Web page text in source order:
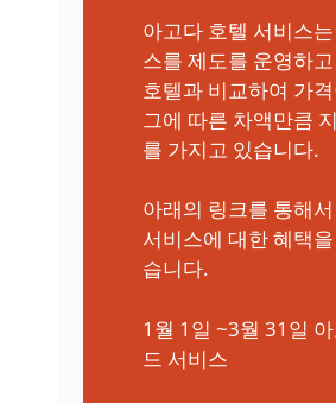
아고다 호텔 서비스
스를 제도를 운영하
호텔과 비교하여 가
그에 따른 차액만큼
를 가지고 있습니다.
아래의 링크를 통해
서비스에 대한 혜택
습니다.
1월 1일 ~3월 31일
드 서비스